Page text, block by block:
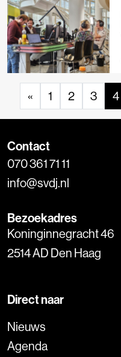
« 1 2 3 4
Contact
070 361 71 11
info@svdj.nl
Bezoekadres
Koninginnegracht 46
2514 AD Den Haag
Direct naar
Nieuws
Agenda